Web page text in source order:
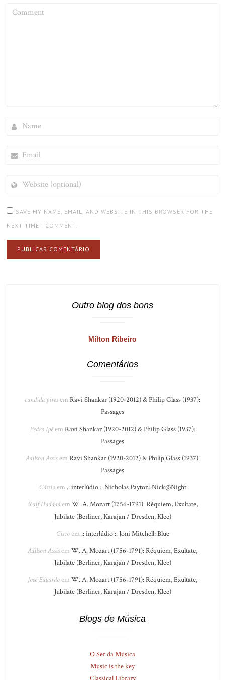
(OPTIONAL)
SAVE MY NAME, EMAIL, AND WEBSITE IN THIS BROWSER FOR THE
NEXT TIME I COMMENT.
Outro blog dos bons
Milton Ribeiro
Comentários
candida piresem Ravi Shankar (1920-2012) & Philip Glass (1937):
Passages
Pedro Ipêem Ravi Shankar (1920-2012) & Philip Glass (1937):
Passages
Adilson Assisem Ravi Shankar (1920-2012) & Philip Glass (1937):
Passages
Cássioem .: interlúdio :. Nicholas Payton: Nick@Night
Raif Haddadem W. A. Mozart (1756-1791): Réquiem, Exultate,
Jubilate (Berliner, Karajan / Dresden, Klee)
Ciscoem .: interlúdio :. Joni Mitchell: Blue
Adilson Assisem W. A. Mozart (1756-1791): Réquiem, Exultate,
Jubilate (Berliner, Karajan / Dresden, Klee)
José Eduardoem W. A. Mozart (1756-1791): Réquiem, Exultate,
Jubilate (Berliner, Karajan / Dresden, Klee)
Blogs de Música
O Ser da Música
Music is the key